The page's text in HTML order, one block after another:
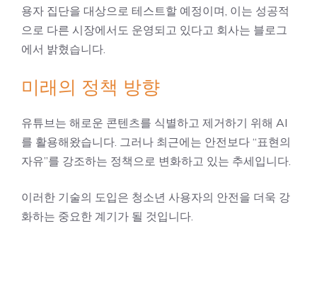
용자 집단을 대상으로 테스트할 예정이며, 이는 성공적
으로 다른 시장에서도 운영되고 있다고 회사는 블로그
에서 밝혔습니다.
미래의 정책 방향
유튜브는 해로운 콘텐츠를 식별하고 제거하기 위해 AI
를 활용해왔습니다. 그러나 최근에는 안전보다 “표현의
자유”를 강조하는 정책으로 변화하고 있는 추세입니다.
이러한 기술의 도입은 청소년 사용자의 안전을 더욱 강
화하는 중요한 계기가 될 것입니다.